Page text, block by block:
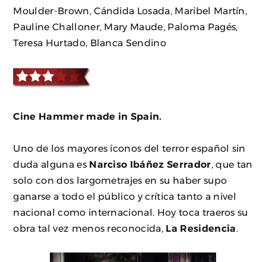
Moulder-Brown, Cándida Losada, Maribel Martín,
Pauline Challoner, Mary Maude, Paloma Pagés,
Teresa Hurtado, Blanca Sendino
Cine Hammer made in Spain.
Uno de los mayores íconos del terror español sin
duda alguna es Narciso Ibáñez Serrador , que tan
solo con dos largometrajes en su haber supo
ganarse a todo el público y crítica tanto a nivel
nacional como internacional. Hoy toca traeros su
obra tal vez menos reconocida, La Residencia